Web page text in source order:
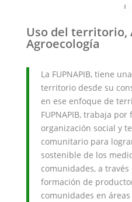
Uso del territorio,
Agroecología
La FUPNAPIB, tiene
territorio desde su
en ese enfoque de
FUPNAPIB, trabaja
organización social y
comunitario para
sostenible de los
comunidades, a
formación de
comunidades en